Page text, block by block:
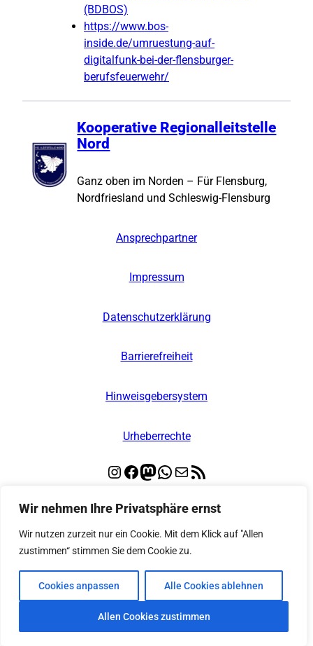
Wir nehmen Ihre Privatsphäre ernst
Wir nutzen zurzeit nur ein Cookie. Mit dem Klick auf "Allen
zustimmen“ stimmen Sie dem Cookie zu.
Cookies anpassen Alle Cookies ablehnen
Allen Cookies zustimmen
(BDBOS)
https://www.bos-
inside.de/umruestung-auf-
digitalfunk-bei-der-flensburger-
berufsfeuerwehr/
Kooperative Regionalleitstelle
Nord
Ganz oben im Norden – Für Flensburg,
Nordfriesland und Schleswig-Flensburg
Ansprechpartner
Impressum
Datenschutzerklärung
Barrierefreiheit
Hinweisgebersystem
Urheberrechte
Instagram
Facebook
Mastodon
WhatsApp
E-MailRSS-Feed
© 2026 Kooperative Regionalleitstelle Nord
– Alle Rechte vorbehalten
Gebaut mitWordpress auf Basis desThemes
Greyd